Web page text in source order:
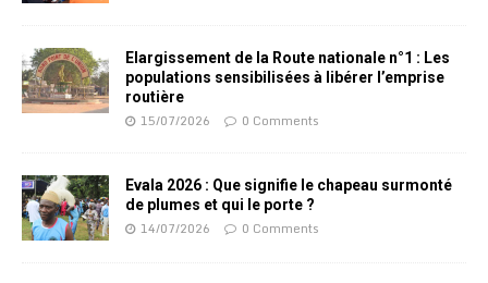
Elargissement de la Route nationale n°1 : Les
populations sensibilisées à libérer l’emprise
routière
15/07/2026 0 Comments
Evala 2026 : Que signifie le chapeau surmonté
de plumes et qui le porte ?
14/07/2026 0 Comments